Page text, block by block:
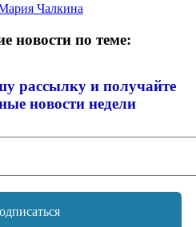
Чалкина
новости по теме:
рассылку и получайте
новости недели